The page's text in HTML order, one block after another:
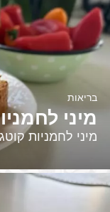
מיני
בריאות
מיני לחמניות